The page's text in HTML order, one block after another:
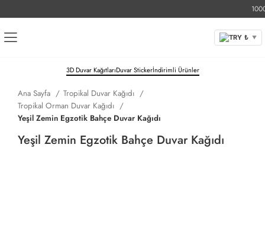
1000
TRY ₺ ▼
3D Duvar KağıtlarıDuvar Stickerİndirimli Ürünler
Ana Sayfa
Tropikal Duvar Kağıdı
Tropikal Orman Duvar Kağıdı
Yeşil Zemin Egzotik Bahçe Duvar Kağıdı
Yeşil Zemin Egzotik Bahçe Duvar Kağıdı